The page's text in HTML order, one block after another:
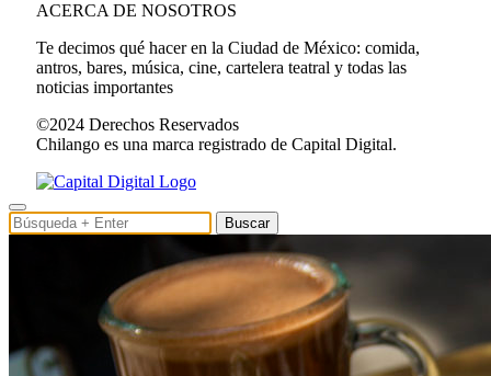
ACERCA DE NOSOTROS
Te decimos qué hacer en la Ciudad de México: comida,
antros, bares, música, cine, cartelera teatral y todas las
noticias importantes
©2024 Derechos Reservados
Chilango es una marca registrado de Capital Digital.
Buscar